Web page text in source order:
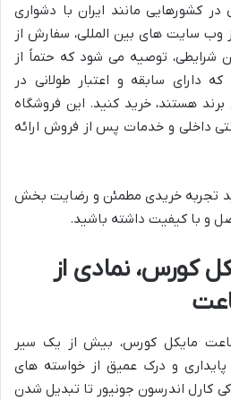
در کشورهایی مانند ایران با دشواری
وب سایت های بین المللی، سفارش از
شرایطی، توصیه می شود که حتماً از
دارای سابقه و اعتبار طولانی در
هستند، خرید کنید. این فروشگاه
داخلی و خدمات پس از فروش ارائه
تجربه خریدی مطمئن و رضایت بخش
و با کیفیت داشته باشید.
کورس، نمادی از
مایکل کورس، بیش از یک سیر
پایداری و درک عمیق از خواسته های
کارل اندرسون جونیور تا تبدیل شدن